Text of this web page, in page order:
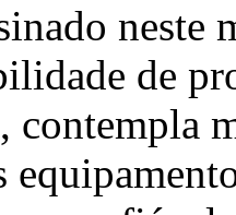
neste
de
contempla